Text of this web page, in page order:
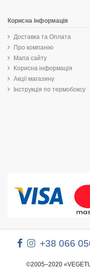
Корисна інформація
Доставка та Оплата
Про компанію
Мапа сайту
Корисна інформація
Акції магазину
Інструкція по термобоксу
+38 066
©2005–2020